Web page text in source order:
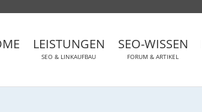
LEISTUNGEN
SEO & LINKAUFBAU
SEO-WISSEN
FORUM & ARTIKEL